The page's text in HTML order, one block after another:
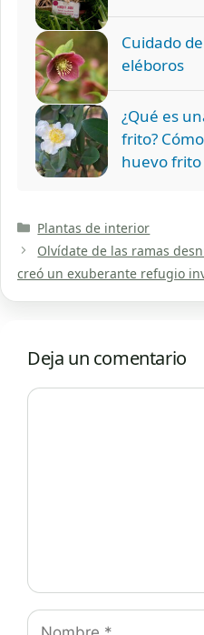
Cuidado
eléboros
¿Qué es
frito?
huevo frito
Categorías
Plantas de interior
Olvídate de las ramas
creó un exuberante refugio
Deja un comentario
Comentario
Nombre